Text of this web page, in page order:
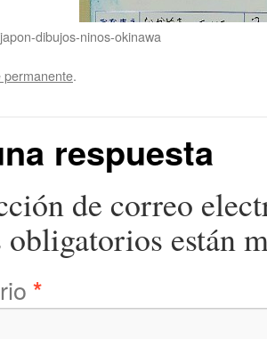
dibujos-ninos-okinawa
permanente.
respuesta
de correo
obligatorios están
*